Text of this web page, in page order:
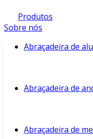
Produtos
Sobre nós
Abraçadeira de
Abraçadeira de
Abraçadeira de